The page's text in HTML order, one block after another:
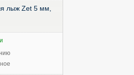
лыж Zet 5 мм,